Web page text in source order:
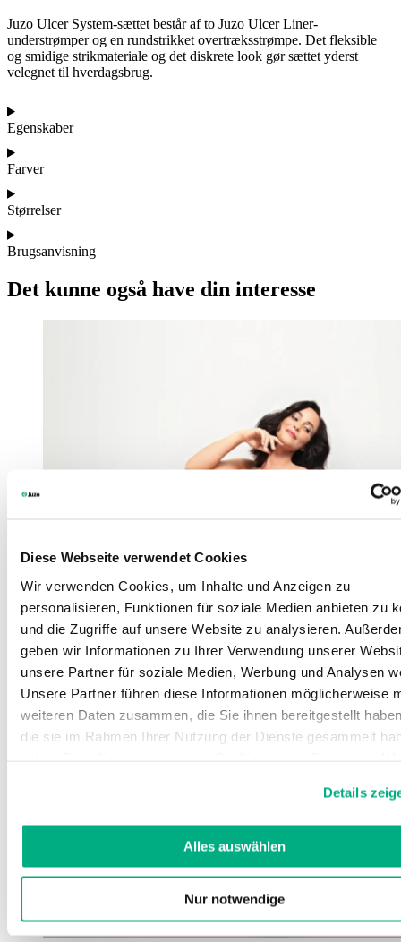
Diese Webseite verwendet Cookies
Wir verwenden Cookies, um Inhalte und Anzeigen zu
personalisieren, Funktionen für soziale Medien anbieten zu
und die Zugriffe auf unsere Website zu analysieren.
geben wir Informationen zu Ihrer Verwendung unserer
unsere Partner für soziale Medien, Werbung und Analysen
Unsere Partner führen diese Informationen möglicherweise
weiteren Daten zusammen, die Sie ihnen bereitgestellt
die sie im Rahmen Ihrer Nutzung der Dienste gesammelt
undImpressum.
Details
Alles auswählen
Nur notwendige
Juzo Ulcer System-sættet består af to Juzo Ulcer Liner-
understrømper og en rundstrikket overtræksstrømpe. Det fleksible
og smidige strikmateriale og det diskrete look gør sættet yderst
velegnet til hverdagsbrug.
Egenskaber
Farver
Størrelser
Brugsanvisning
Det kunne også have din interesse